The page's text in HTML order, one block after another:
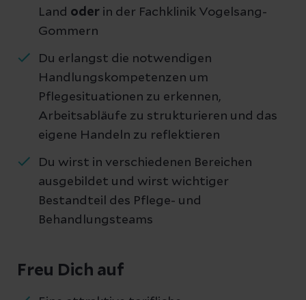
Land oder in der Fachklinik Vogelsang-
Gommern
Du erlangst die notwendigen
Handlungskompetenzen um
Pflegesituationen zu erkennen,
Arbeitsabläufe zu strukturieren und das
eigene Handeln zu reflektieren
Du wirst in verschiedenen Bereichen
ausgebildet und wirst wichtiger
Bestandteil des Pflege- und
Behandlungsteams
Freu Dich auf